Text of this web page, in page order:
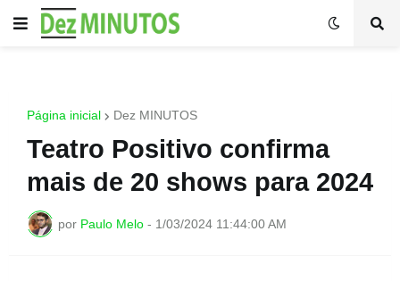
Página inicial Dez MINUTOS
Teatro Positivo confirma
mais de 20 shows para 2024
por Paulo Melo - 1/03/2024 11:44:00 AM